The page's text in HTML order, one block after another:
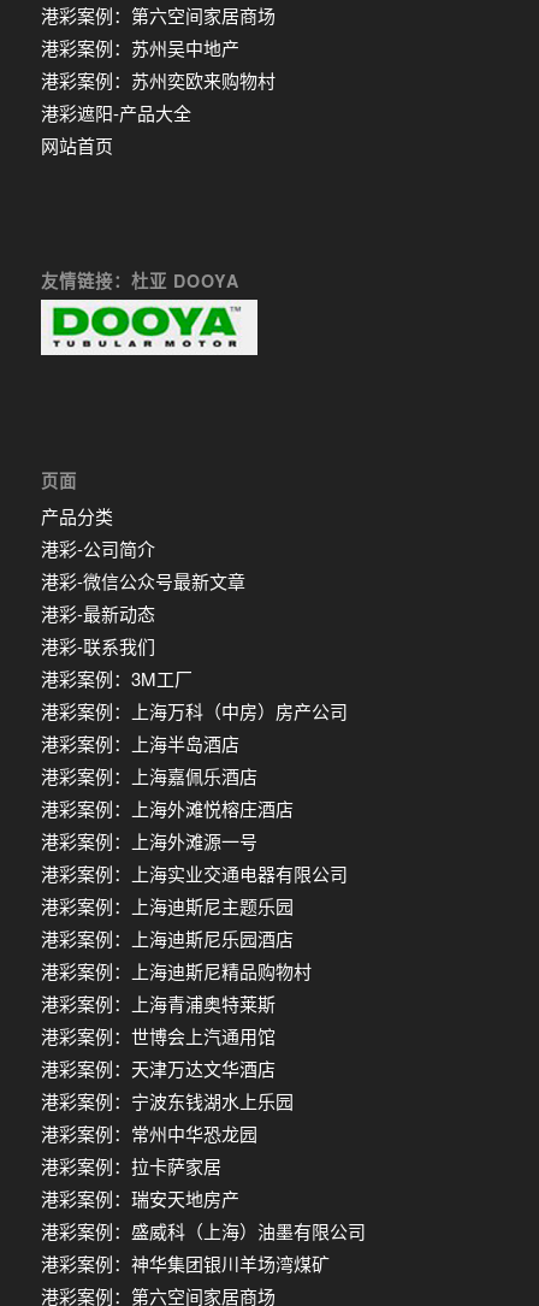
港彩案例：第六空间家居商场
港彩案例：苏州吴中地产
港彩案例：苏州奕欧来购物村
港彩遮阳-产品大全
网站首页
友情链接：杜亚 DOOYA
页面
产品分类
港彩-公司简介
港彩-微信公众号最新文章
港彩-最新动态
港彩-联系我们
港彩案例：3M工厂
港彩案例：上海万科（中房）房产公司
港彩案例：上海半岛酒店
港彩案例：上海嘉佩乐酒店
港彩案例：上海外滩悦榕庄酒店
港彩案例：上海外滩源一号
港彩案例：上海实业交通电器有限公司
港彩案例：上海迪斯尼主题乐园
港彩案例：上海迪斯尼乐园酒店
港彩案例：上海迪斯尼精品购物村
港彩案例：上海青浦奥特莱斯
港彩案例：世博会上汽通用馆
港彩案例：天津万达文华酒店
港彩案例：宁波东钱湖水上乐园
港彩案例：常州中华恐龙园
港彩案例：拉卡萨家居
港彩案例：瑞安天地房产
港彩案例：盛威科（上海）油墨有限公司
港彩案例：神华集团银川羊场湾煤矿
港彩案例：第六空间家居商场